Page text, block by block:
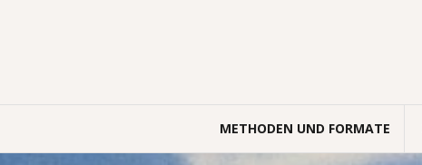
METHODEN UND FORMATE